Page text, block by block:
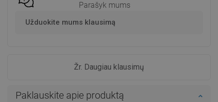
Parašyk mums
Užduokite mums klausimą
Žr. Daugiau klausimų
Paklauskite apie produktą